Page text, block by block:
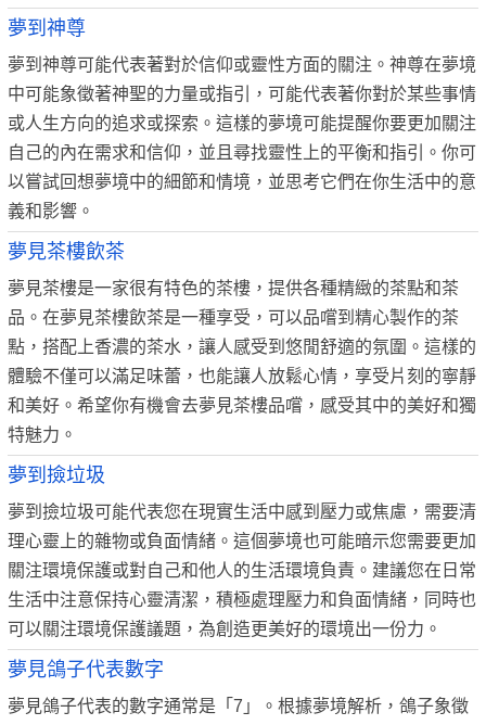
夢到神尊
夢到神尊可能代表著對於信仰或靈性方面的關注。神尊在夢境
中可能象徵著神聖的力量或指引，可能代表著你對於某些事情
或人生方向的追求或探索。這樣的夢境可能提醒你要更加關注
自己的內在需求和信仰，並且尋找靈性上的平衡和指引。你可
以嘗試回想夢境中的細節和情境，並思考它們在你生活中的意
義和影響。
夢見茶樓飲茶
夢見茶樓是一家很有特色的茶樓，提供各種精緻的茶點和茶
品。在夢見茶樓飲茶是一種享受，可以品嚐到精心製作的茶
點，搭配上香濃的茶水，讓人感受到悠閒舒適的氛圍。這樣的
體驗不僅可以滿足味蕾，也能讓人放鬆心情，享受片刻的寧靜
和美好。希望你有機會去夢見茶樓品嚐，感受其中的美好和獨
特魅力。
夢到撿垃圾
夢到撿垃圾可能代表您在現實生活中感到壓力或焦慮，需要清
理心靈上的雜物或負面情緒。這個夢境也可能暗示您需要更加
關注環境保護或對自己和他人的生活環境負責。建議您在日常
生活中注意保持心靈清潔，積極處理壓力和負面情緒，同時也
可以關注環境保護議題，為創造更美好的環境出一份力。
夢見鴿子代表數字
夢見鴿子代表的數字通常是「7」。根據夢境解析，鴿子象徵